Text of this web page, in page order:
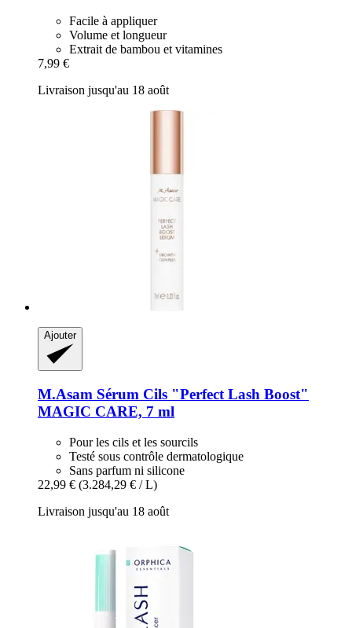
Facile à appliquer
Volume et longueur
Extrait de bambou et vitamines
7,99 €
Livraison jusqu'au 18 août
Ajouter
M.Asam Sérum Cils "Perfect Lash Boost"
MAGIC CARE, 7 ml
Pour les cils et les sourcils
Testé sous contrôle dermatologique
Sans parfum ni silicone
22,99 € (3.284,29 € / L)
Livraison jusqu'au 18 août